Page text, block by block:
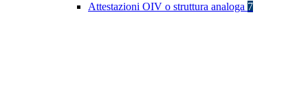
Attestazioni OIV o struttura analoga 7